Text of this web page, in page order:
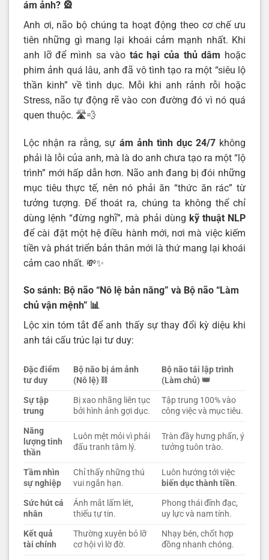
ám ảnh? 🎡
Anh ơi, não bộ chúng ta hoạt động theo cơ chế ưu
tiên những gì mang lại khoái cảm mạnh nhất. Khi
anh lỡ để mình sa vào tác hại của thủ dâm hoặc
phim ảnh quá lâu, anh đã vô tình tạo ra một “siêu lộ
thần kinh” về tình dục. Mỗi khi anh rảnh rỗi hoặc
Stress, não tự động rẽ vào con đường đó vì nó quá
quen thuộc. 🛣️💨
Lộc nhận ra rằng, sự ám ảnh tình dục 24/7không
phải là lỗi của anh, mà là do anh chưa tạo ra một “lộ
trình” mới hấp dẫn hơn. Não anh đang bị đói những
mục tiêu thực tế, nên nó phải ăn “thức ăn rác” từ
tưởng tượng. Để thoát ra, chúng ta không thể chỉ
dùng lệnh “đừng nghĩ”, mà phải dùng kỹ thuật NLP
để cài đặt một hệ điều hành mới, nơi mà việc kiếm
tiền và phát triển bản thân mới là thứ mang lại khoái
cảm cao nhất. 💸✨
So sánh: Bộ não “Nô lệ bản năng” và Bộ não “Làm
chủ vận mệnh” 📊
Lộc xin tóm tắt để anh thấy sự thay đổi kỳ diệu khi
anh tái cấu trúc lại tư duy:
Đặc điểm
tư duy
Bộ não bị ám ảnh
(Nô lệ) ⛓️
Bộ não tái lập trình
(Làm chủ) 👑
Sự tập
trung
Bị xao nhãng liên tục
bởi hình ảnh gợi dục.
Tập trung 100% vào
công việc và mục tiêu.
Năng
lượng tinh
thần
Luôn mệt mỏi vì phải
đấu tranh tâm lý.
Tràn đầy hưng phấn, ý
tưởng tuôn trào.
Tầm nhìn
sự nghiệp
Chỉ thấy những thú
vui ngắn hạn.
Luôn hướng tới việc
biến dục thành tiền.
Sức hút cá
nhân
Ánh mắt lấm lét,
thiếu tự tin.
Phong thái đĩnh đạc,
uy lực và nam tính.
Kết quả
tài chính
Thường xuyên bỏ lỡ
cơ hội vì lờ đờ.
Nhạy bén, chốt hợp
đồng nhanh chóng.